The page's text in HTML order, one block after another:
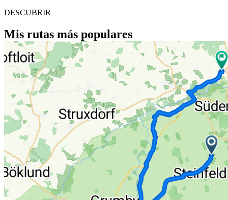
DESCUBRIR
Mis rutas más populares